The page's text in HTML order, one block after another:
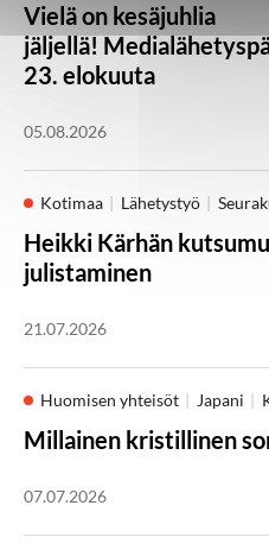
Vielä on kesäjuhlia
jäljellä!
23. elokuuta
05.08.2026
Kotimaa Lähetystyö
Heikki Kärhän
julistaminen
21.07.2026
Huomisen yhteisöt Japani
Millainen kristillinen
07.07.2026